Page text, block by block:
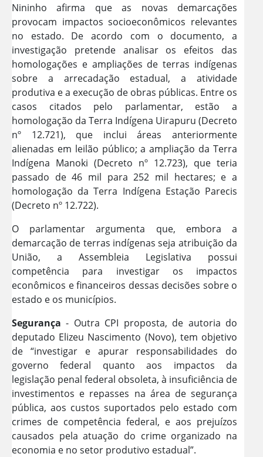
Nininho afirma que as novas demarcações
provocam impactos socioeconômicos relevantes
no estado. De acordo com o documento, a
investigação pretende analisar os efeitos das
homologações e ampliações de terras indígenas
sobre a arrecadação estadual, a atividade
produtiva e a execução de obras públicas. Entre os
casos citados pelo parlamentar, estão a
homologação da Terra Indígena Uirapuru (Decreto
nº 12.721), que inclui áreas anteriormente
alienadas em leilão público; a ampliação da Terra
Indígena Manoki (Decreto nº 12.723), que teria
passado de 46 mil para 252 mil hectares; e a
homologação da Terra Indígena Estação Parecis
(Decreto nº 12.722).
O parlamentar argumenta que, embora a
demarcação de terras indígenas seja atribuição da
União, a Assembleia Legislativa possui
competência para investigar os impactos
econômicos e financeiros dessas decisões sobre o
estado e os municípios.
Segurança- Outra CPI proposta, de autoria do
deputado Elizeu Nascimento (Novo), tem objetivo
de “investigar e apurar responsabilidades do
governo federal quanto aos impactos da
legislação penal federal obsoleta, à insuficiência de
investimentos e repasses na área de segurança
pública, aos custos suportados pelo estado com
crimes de competência federal, e aos prejuízos
causados pela atuação do crime organizado na
economia e no setor produtivo estadual”.